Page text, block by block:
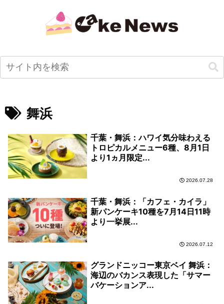
舞浜
千葉・舞浜：ハワイ気分味わえる
トロピカルメニュー6種、8月1日
より1ヵ月限定...
2026.07.28
千葉・舞浜：「カフェ・カイラ」
新パンケーキ10種を7月14日11時
より一挙展...
2026.07.12
グランドニッコー東京ベイ 舞浜：
海辺のバカンス表現した「サマー
バケーションア...